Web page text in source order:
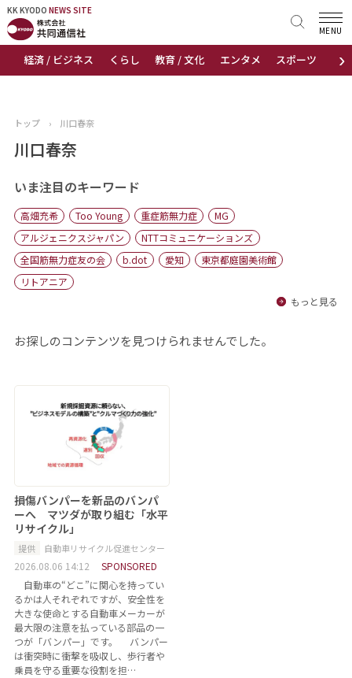
KK KYODO NEWS SITE
›
経済 / ビジネス くらし 教育 / 文化 エンタメ スポーツ 地域
MENU
KK KYODONEWS SITE
トップページ
ニュース
おすすめコンテンツ
出版物
会社概要
トップ › 川口春奈
川口春奈
いま注目のキーワード
高畑充希 Too Young 重症筋無力症
MG
アルジェニクスジャパン
NTTコミュニケーションズ
全国筋無力症友の会
b.dot 愛知
東京都庭園美術館
リトアニア
もっと見る
お探しのコンテンツを見つけられませんでした。
損傷バンパーを新品のバンパ
ーへ マツダが取り組む「水平
リサイクル」
提供 自動車リサイクル促進センター
2026.08.06 14:12
SPONSORED
自動車の“どこ”に関心を持ってい
るかは人それぞれですが、安全性を
大きな使命とする自動車メーカーが
最大限の注意を払っている部品の一
つが「バンパー」です。 バンパー
は衝突時に衝撃を吸収し、歩行者や
乗員を守る重要な役割を担…